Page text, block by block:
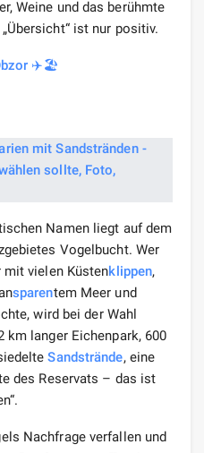
Weine und das berühmte
ist nur positiv.
✈️🏖️
Namen liegt auf dem
Vogelbucht. Wer
mit vielen Küstenklippen,
sparentem Meer und
wird bei der Wahl
km langer Eichenpark, 600
Sandstrände, eine
des Reservats – das ist
Nachfrage verfallen und